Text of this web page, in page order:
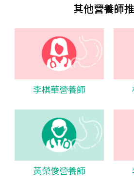
其他營養師
李棋華營養師
黃榮俊營養師